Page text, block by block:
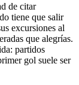
de citar
tiene que salir
excursiones al
que alegrías.
partidos
gol suele ser